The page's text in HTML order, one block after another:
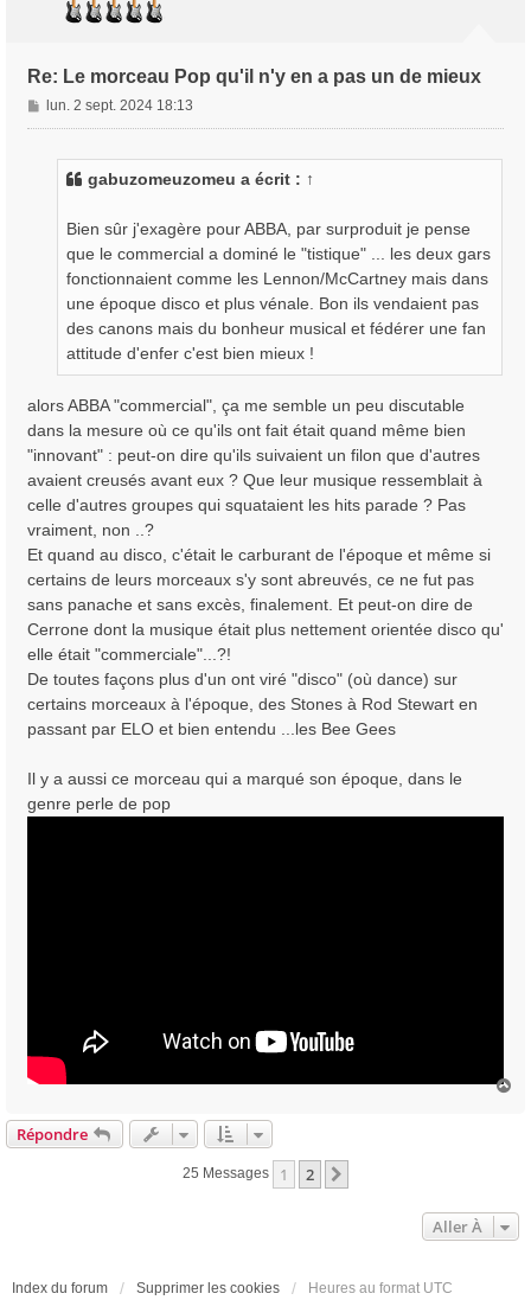
Re: Le morceau Pop qu'il n'y en a pas un de mieux
M
e
lun. 2 sept. 2024 18:13
gabuzomeuzomeu a écrit : ↑
Bien sûr j'exagère pour ABBA, par surproduit je pense
que le commercial a dominé le "tistique" ... les deux gars
fonctionnaient comme les Lennon/McCartney mais dans
une époque disco et plus vénale. Bon ils vendaient pas
des canons mais du bonheur musical et fédérer une fan
attitude d'enfer c'est bien mieux !
alors ABBA "commercial", ça me semble un peu discutable
dans la mesure où ce qu'ils ont fait était quand même bien
"innovant" : peut-on dire qu'ils suivaient un filon que d'autres
avaient creusés avant eux ? Que leur musique ressemblait à
celle d'autres groupes qui squataient les hits parade ? Pas
vraiment, non ..?
Et quand au disco, c'était le carburant de l'époque et même si
certains de leurs morceaux s'y sont abreuvés, ce ne fut pas
sans panache et sans excès, finalement. Et peut-on dire de
Cerrone dont la musique était plus nettement orientée disco qu'
elle était "commerciale"...?!
De toutes façons plus d'un ont viré "disco" (où dance) sur
certains morceaux à l'époque, des Stones à Rod Stewart en
passant par ELO et bien entendu ...les Bee Gees
Il y a aussi ce morceau qui a marqué son époque, dans le
genre perle de pop
Répondre
25 Messages 1 2
Aller À
Index du forum Supprimer les cookies Heures au format UTC